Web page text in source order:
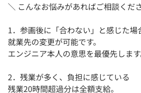
＼ こんなお悩みがあればご相談くだ
1．参画後に「合わない」と感じた場
就業先の変更が可能です。
エンジニア本人の意思を最優先します
2．残業が多く、負担に感じている
残業20時間超過分は全額支給。